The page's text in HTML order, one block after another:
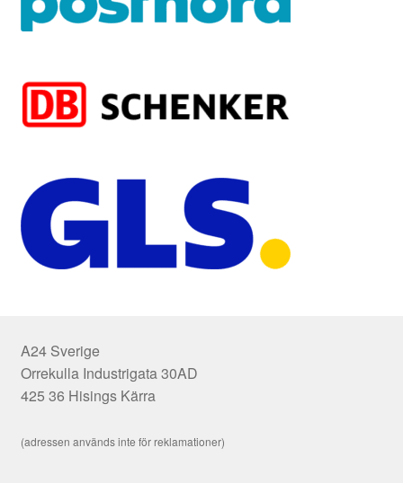
A24 Sverige
Orrekulla Industrigata 30AD
425 36 Hisings Kärra
(adressen används inte för reklamationer)